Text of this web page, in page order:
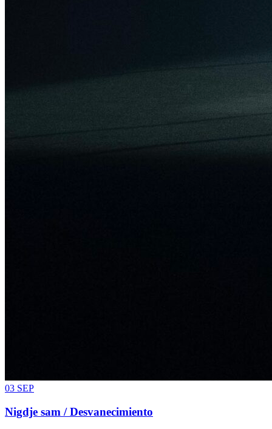
03 SEP
Nigdje sam / Desvanecimiento